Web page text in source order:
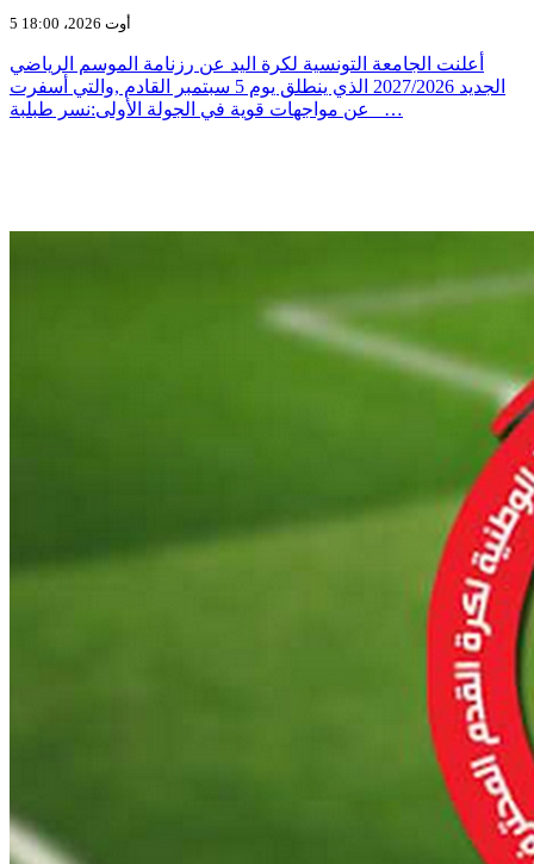
5 أوت 2026، 18:00
أعلنت الجامعة التونسية لكرة اليد عن رزنامة الموسم الرياضي
الجديد 2027/2026 الذي ينطلق يوم 5 سبتمبر القادم ,والتي أسفرت
عن مواجهات قوية في الجولة الأولى:نسر طبلبة _…